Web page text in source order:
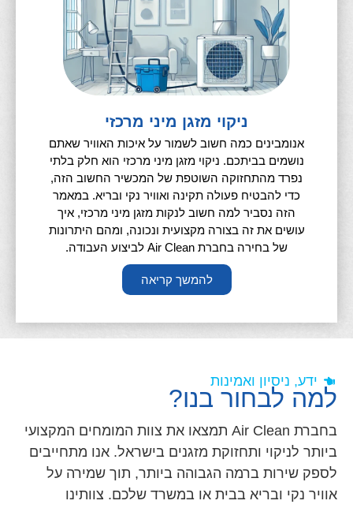
ניקוי מזגן מיני מרכזי
אנומבינים כמה חשוב לשמור על איכות האוויר שאתם
נושמים בביתכם. ניקוי מזגן מיני מרכזי הוא חלק בלתי
נפרד מהתחזוקה השוטפת של המכשיר החשוב הזה,
כדי להבטיח פעולה תקינה ואוויר נקי ובריא. במאמר
הזה נסביר למה חשוב לנקות מזגן מיני מרכזי, איך
עושים את זה בצורה מקצועית ונכונה, ומהם היתרונות
של בחירה בחברת Air Clean לביצוע העבודה.
להמשך קריאה
ידע, ניסיון ואמינות
למה לבחור בנו?
בחברת Air Clean תמצאו את צוות המומחים המקצועי
ביותר לניקוי ותחזוקת מזגנים בישראל. אנו מתחייבים
לספק שירות ברמה הגבוהה ביותר, תוך שמירה על
אוויר נקי ובריא בבית או במשרד שלכם. צוותינו